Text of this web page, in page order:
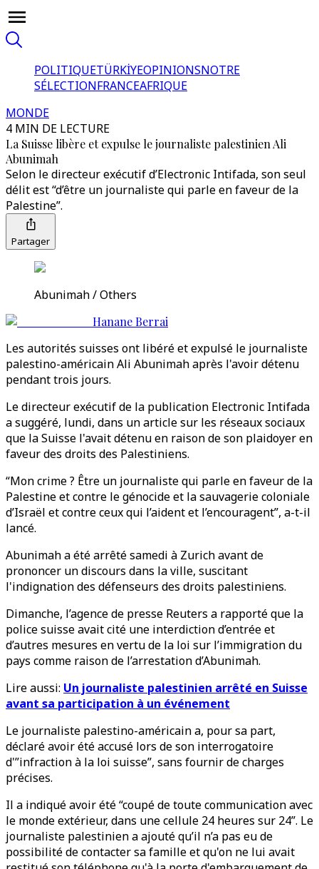
POLITIQUETÜRKİYEOPINIONSNOTRE
SÉLECTIONFRANCEAFRIQUE
MONDE
4 MIN DE LECTURE
La Suisse libère et expulse le journaliste palestinien Ali
Abunimah
Selon le directeur exécutif d’Electronic Intifada, son seul
délit est “d’être un journaliste qui parle en faveur de la
Palestine”.
Partager
Abunimah / Others
Hanane Berrai
Les autorités suisses ont libéré et expulsé le journaliste
palestino-américain Ali Abunimah après l'avoir détenu
pendant trois jours.
Le directeur exécutif de la publication Electronic Intifada
a suggéré, lundi, dans un article sur les réseaux sociaux
que la Suisse l'avait détenu en raison de son plaidoyer en
faveur des droits des Palestiniens.
“Mon crime ? Être un journaliste qui parle en faveur de la
Palestine et contre le génocide et la sauvagerie coloniale
d’Israël et contre ceux qui l’aident et l’encouragent”, a-t-il
lancé.
Abunimah a été arrêté samedi à Zurich avant de
prononcer un discours dans la ville, suscitant
l'indignation des défenseurs des droits palestiniens.
Dimanche, l’agence de presse Reuters a rapporté que la
police suisse avait cité une interdiction d’entrée et
d’autres mesures en vertu de la loi sur l’immigration du
pays comme raison de l’arrestation d’Abunimah.
Lire aussi: Un journaliste palestinien arrêté en Suisse
avant sa participation à un événement
Le journaliste palestino-américain a, pour sa part,
déclaré avoir été accusé lors de son interrogatoire
d'”infraction à la loi suisse”, sans fournir de charges
précises.
Il a indiqué avoir été “coupé de toute communication avec
le monde extérieur, dans une cellule 24 heures sur 24”. Le
journaliste palestinien a ajouté qu’il n’a pas eu de
possibilité de contacter sa famille et qu'on ne lui avait